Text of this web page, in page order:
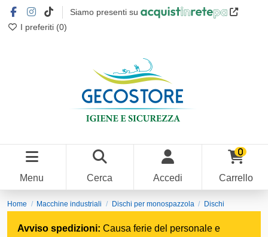
Siamo presenti su
I preferiti (0)
Menu Cerca Accedi
0
Carrello
Home Macchine industriali Dischi per monospazzola
Dischi
Avviso spedizioni: Causa ferie del personale e